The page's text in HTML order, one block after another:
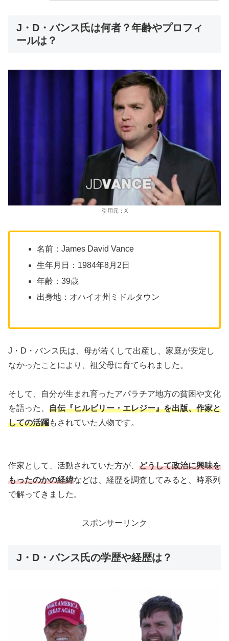
J・D・バンス氏は何者？年齢やプロフィ
ールは？
引用元：X
名前：James David Vance
生年月日：1984年8月2日
年齢：39歳
出身地：オハイオ州ミドルタウン
J・D・バンス氏は、母が若くして出産し、家庭が安定し
なかったことにより、祖父母に育てられました。
そして、自分が生まれ育ったアパラチア地方の貧困や文化
を語った、 自伝『ヒルビリー・エレジー』を出版、作家と
しての活躍もされていた人物です。
作家として、活動されていた方が、 どうして政治に興味を
もったのかの経緯などは、経歴を調査してみると、時系列
で解ってきました。
スポンサーリンク
J・D・バンス氏の学歴や経歴は？